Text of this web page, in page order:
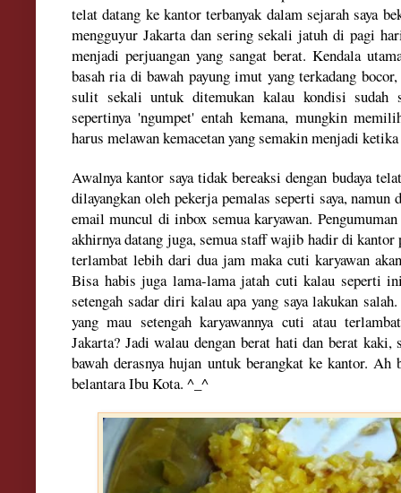
telat datang ke kantorterbanyak dalam sejarah saya
mengguyur Jakartadan sering sekali jatuh di pagi
menjadi perjuangan yang sangat berat. Kendala
basahria di bawah payung imut yang terkadang
sulit sekali untuk ditemukan kalau kondisi
sepertinya 'ngumpet' entah kemana, mungkin
harus melawan kemacetan yang semakin menjadi
Awalnya kantor saya tidak bereaksidengan budaya
dilayangkan oleh pekerja pemalas seperti saya, namun
emailmuncul di inbox semua karyawan. Peng
akhirnya datang juga, semuastaffwajib hadir di kantor
terlambat lebih dari dua jam maka cuti karyawan
Bisa habis juga lama-lama jatah cuti kalau seperti
setengah sadar diri kalau apa yang saya lakukan salah.
yang mau setengah karyawannya cuti atau terlamba
Jakarta? Jadi walaudengan berat hati dan berat kaki,
bawah derasnya hujan untuk berangkat ke kantor. Ah
belantara Ibu Kota. ^_^